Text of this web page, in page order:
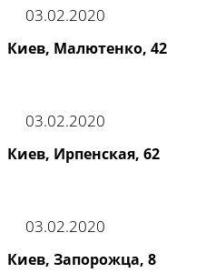
03.02.2020
Киев, Малютенко, 42
03.02.2020
Киев, Ирпенская, 62
03.02.2020
Киев, Запорожца, 8